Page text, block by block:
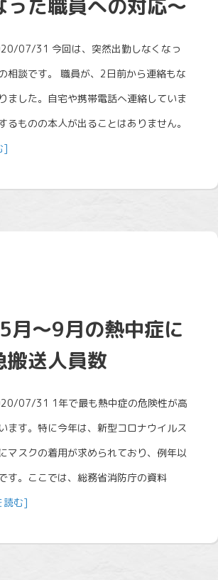
った職員への対応～
07/31 今回は、突然出勤しなくなっ
相談です。 職員が、2日前から連絡もな
ました。自宅や携帯電話へ連絡していま
るものの本人が出ることはありません。
]
月～9月の熱中症に
搬送人員数
07/31 1年で最も熱中症の危険性が高
ます。特に今年は、新型コロナウイルス
マスクの着用が求められており、例年以
す。ここでは、総務省消防庁の資料
む]